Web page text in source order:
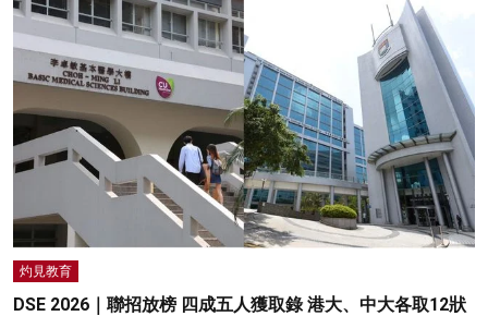
灼見教育
DSE 2026｜聯招放榜 四成五人獲取錄 港大、中大各取12狀